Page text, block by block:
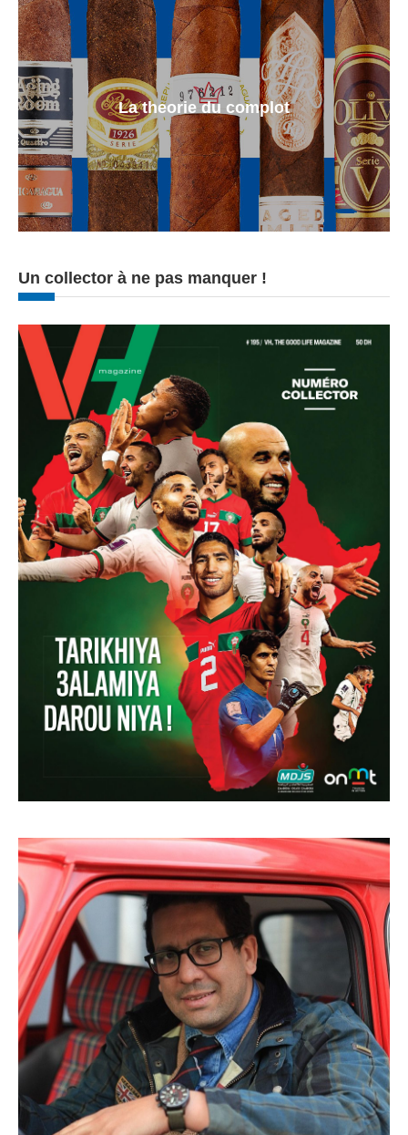
La theorie du complot
Un collector à ne pas manquer !